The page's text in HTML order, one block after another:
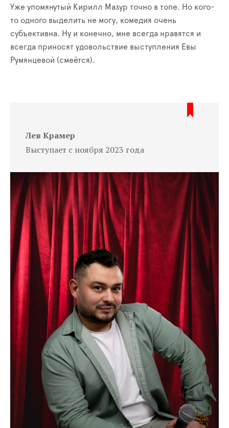
Уже упомянутый Кирилл Мазур точно в топе. Но кого-
то одного выделить не могу, комедия очень
субъективна. Ну и конечно, мне всегда нравятся и
всегда приносят удовольствие выступления Евы
Румянцевой (смеётся).
Лев Крамер
Выступает с ноября 2023 года